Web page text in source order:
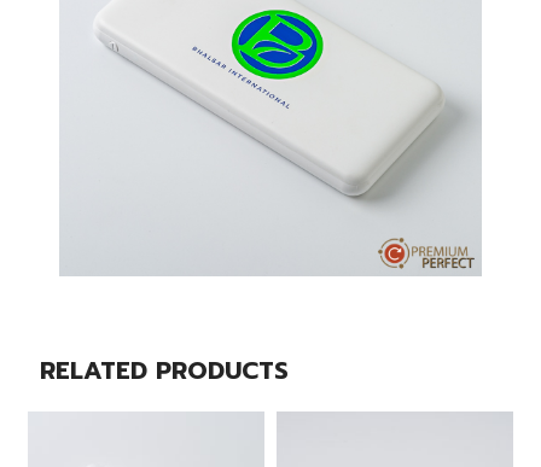
RELATED PRODUCTS